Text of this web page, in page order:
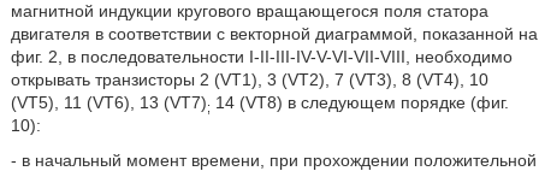
магнитной индукции кругового вращающегося поля статора
двигателя в соответствии с векторной диаграммой, показанной на
фиг. 2, в последовательности I-II-III-IV-V-VI-VII-VIII, необходимо
открывать транзисторы 2 (VT1), 3 (VT2), 7 (VT3), 8 (VT4), 10
(VT5), 11 (VT6), 13 (VT7); 14 (VT8) в следующем порядке (фиг.
10):
- в начальный момент времени, при прохождении положительной